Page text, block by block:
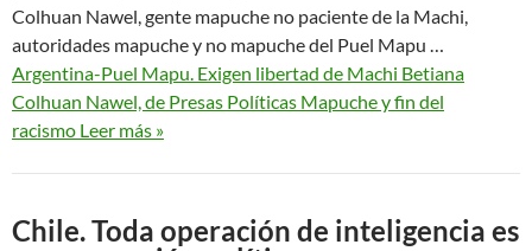
Colhuan Nawel, gente mapuche no paciente de la Machi,
autoridades mapuche y no mapuche del Puel Mapu …
Argentina-Puel Mapu. Exigen libertad de Machi Betiana
Colhuan Nawel, de Presas Políticas Mapuche y fin del
racismo Leer más »
Chile. Toda operación de inteligencia es